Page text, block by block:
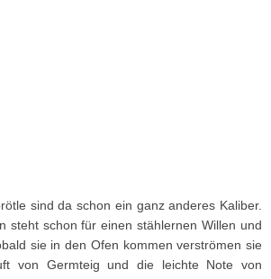
sind da schon ein ganz anderes Kaliber.
steht schon für einen stählernen Willen und
sie in den Ofen kommen verströmen sie
von Germteig und die leichte Note von